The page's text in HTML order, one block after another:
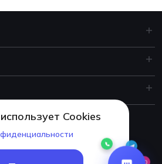
2026 Академия ITSTEP.
Cookies